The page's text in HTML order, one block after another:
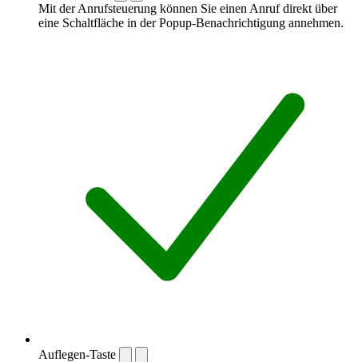
Mit der Anrufsteuerung können Sie einen Anruf direkt über
eine Schaltfläche in der Popup-Benachrichtigung annehmen.
Auflegen-Taste